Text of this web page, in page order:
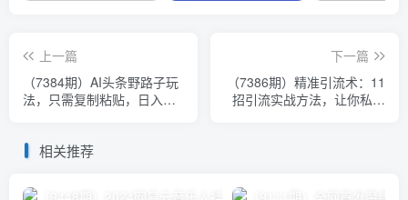
上一篇
（7384期）AI头条野路子玩
法，只需复制粘贴，日入
下一篇
（7386期）精准引流术：11
招引流实战方法，让你私域
相关推荐